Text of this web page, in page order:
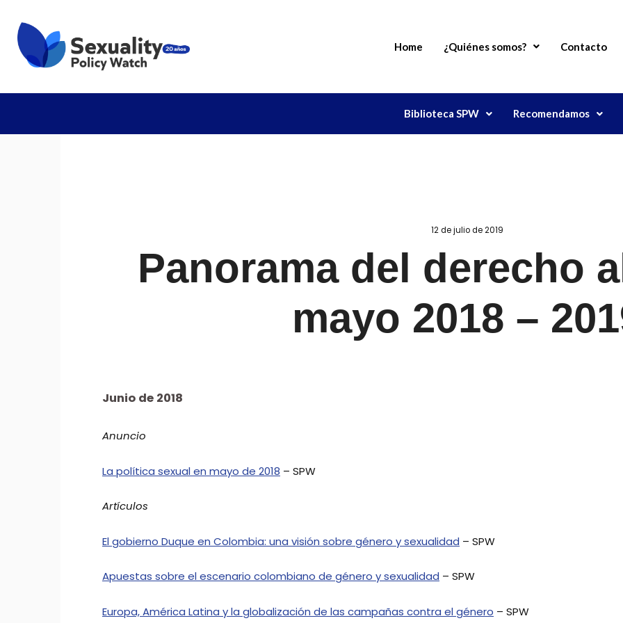
Home ¿Quiénes somos? Contacto
Biblioteca SPW Recomendamos
12 de julio de 2019
Panorama del derecho
mayo 2018 –
Junio de 2018
Anuncio
La política sexual en mayo de 2018 – SPW
Artículos
El gobierno Duque en Colombia: una visión sobre género y sexualidad – SPW
Apuestas sobre el escenario colombiano de género y sexualidad – SPW
Europa, América Latina y la globalización de las campañas contra el género – SPW